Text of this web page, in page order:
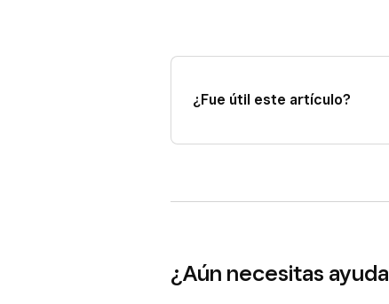
¿Fue útil este artículo?
¿Aún necesitas